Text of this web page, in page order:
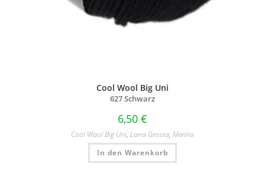
Cool Wool Big Uni
627 Schwarz
6,50 €
Cool Wool Big Uni, Lana Grossa, Merino
In den Warenkorb